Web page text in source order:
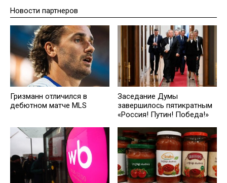
Новости партнеров
Гризманн отличился в
дебютном матче MLS
Заседание Думы
завершилось пятикратным
«Россия! Путин! Победа!»